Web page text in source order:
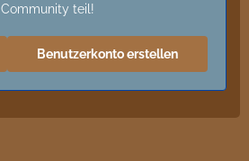
Community teil!
Benutzerkonto erstellen